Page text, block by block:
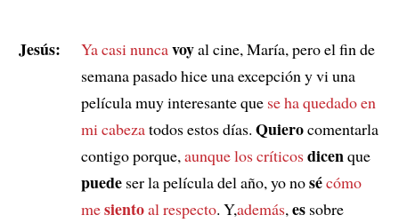
Jesús: Ya casi nuncavoyal cine, María, pero el fin de
semana pasado hice una excepción y vi una
película muy interesante que se ha quedado en
mi cabezatodos estos días. Quierocomentarla
contigo porque, aunque los críticosdicenque
puedeser la película del año, yo nosécómo
mesientoal respecto. Y,además, essobre